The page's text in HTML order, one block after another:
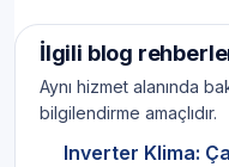
İlgili blog
Aynı hizmet alanında
bilgilendirme amaçlıdır.
Inverter Klima: